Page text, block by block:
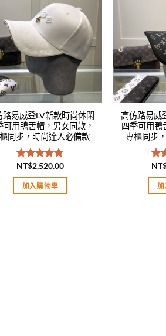
Add to
wishlist
路易威登LV新款時尚休閑
可用鴨舌帽，男女同款，
同步，時尚達人必備款
評分5.00
滿分 5
NT$2,520.00
加入購物車
高仿路易威
四季可用鴨
專櫃同步
評
滿
加